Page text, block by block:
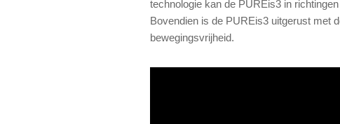
technologie kan de PUREis3 in
Bovendien is de PUREis3 uitgerust met
bewegingsvrijheid.